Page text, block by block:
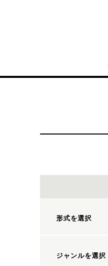
形式を選択
ジャンルを選択